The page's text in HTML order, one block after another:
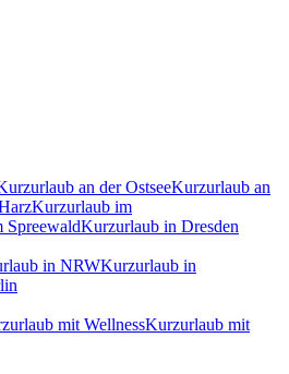
an der OstseeKurzurlaub an
Kurzurlaub im
SpreewaldKurzurlaub in Dresden
in NRWKurzurlaub in
mit WellnessKurzurlaub mit